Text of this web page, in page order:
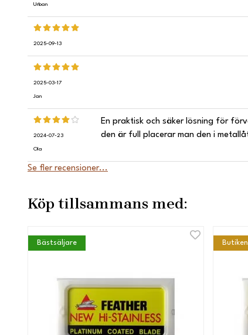
Urban
2025-09-13
2025-03-17
Jan
2024-07-23
Ola
En praktisk och säker lösning för
den är full placerar man den i
Se fler recensioner...
Köp tillsammans med:
Bästsäljare